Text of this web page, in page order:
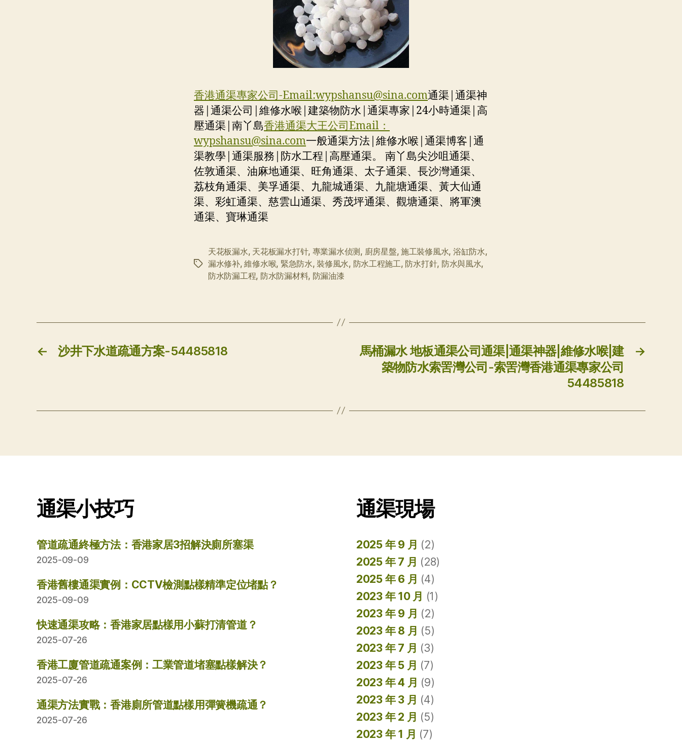
香港通渠專家公司-Email:wypshansu@sina.com通渠|通渠神
器|通渠公司|維修水喉|建築物防水|通渠專家|24小時通渠|高
壓通渠|南丫島香港通渠大王公司Email：
wypshansu@sina.com一般通渠方法|維修水喉|通渠博客|通
渠教學|通渠服務|防水工程|高壓通渠。 南丫島尖沙咀通渠、
佐敦通渠、油麻地通渠、旺角通渠、太子通渠、長沙灣通渠、
荔枝角通渠、美孚通渠、九龍城通渠、九龍塘通渠、黃大仙通
渠、彩虹通渠、慈雲山通渠、秀茂坪通渠、觀塘通渠、將軍澳
通渠、寶琳通渠
标
天花板漏水, 天花板漏水打针, 專業漏水侦测, 廚房星盤, 施工裝修風水, 浴缸防水,
漏水修补,維修水喉, 緊急防水, 裝修風水, 防水工程施工, 防水打針, 防水與風水,
防水防漏工程, 防水防漏材料, 防漏油漆
← 沙井下水道疏通方案-54485818 →
馬桶漏水 地板通渠公司通渠|通渠神器|維修水喉|建
築物防水索罟灣公司-索罟灣香港通渠專家公司
54485818
通渠小技巧
管道疏通終極方法：香港家居3招解決廁所塞渠
2025-09-09
香港舊樓通渠實例：CCTV檢測點樣精準定位堵點？
2025-09-09
快速通渠攻略：香港家居點樣用小蘇打清管道？
2025-07-26
香港工廈管道疏通案例：工業管道堵塞點樣解決？
2025-07-26
通渠方法實戰：香港廁所管道點樣用彈簧機疏通？
2025-07-26
通渠現場
2025 年 9 月 (2)
2025 年 7 月 (28)
2025 年 6 月 (4)
2023 年 10 月 (1)
2023 年 9 月 (2)
2023 年 8 月 (5)
2023 年 7 月 (3)
2023 年 5 月 (7)
2023 年 4 月 (9)
2023 年 3 月 (4)
2023 年 2 月 (5)
2023 年 1 月 (7)